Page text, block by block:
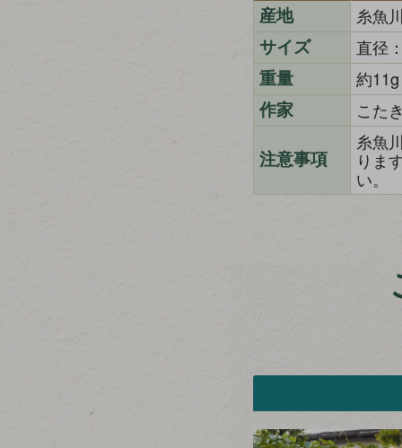
産地 糸魚
サイズ 直径
重量 約11g
作家 こた
注意事項
糸魚
りま
い。